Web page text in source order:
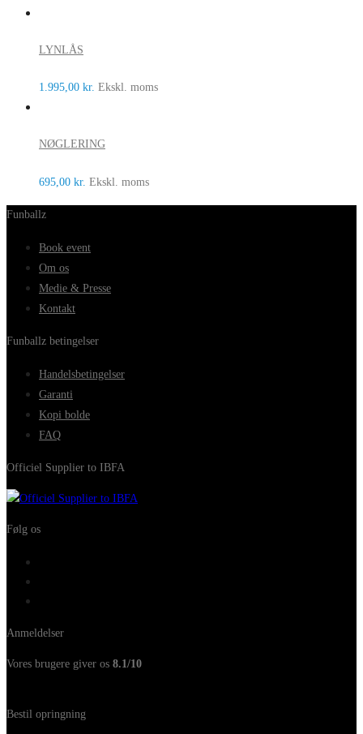
LYNLÅS
1.995,00 kr. Ekskl. moms
NØGLERING
695,00 kr. Ekskl. moms
Funballz
Book event
Om os
Medie & Presse
Kontakt
Funballz betingelser
Handelsbetingelser
Garanti
Kopi bolde
FAQ
Officiel Supplier to IBFA
Følg os
Anmeldelser
Vores brugere giver os 8.1/10
Bestil opringning